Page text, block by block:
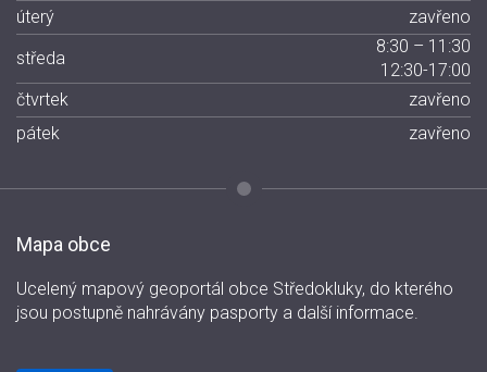
úterý
zavřeno
středa
8:30 – 11:30
12:30-17:00
čtvrtek
zavřeno
pátek
zavřeno
Mapa obce
Ucelený mapový geoportál obce Středokluky, do kterého
jsou postupně nahrávány pasporty a další informace.